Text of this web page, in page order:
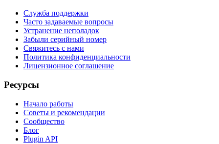
Служба поддержки
Часто задаваемые вопросы
Устранение неполадок
Забыли серийный номер
Свяжитесь с нами
Политика конфиденциальности
Лицензионное соглашение
Ресурсы
Начало работы
Советы и рекомендации
Сообщество
Блог
Plugin API